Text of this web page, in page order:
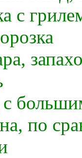
с
с
по